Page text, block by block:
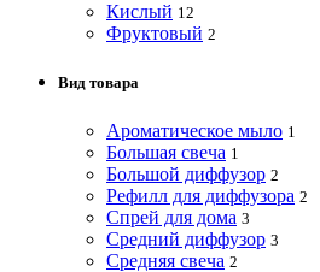
Кислый 12
Фруктовый 2
Вид товара
Ароматическое мыло 1
Большая свеча 1
Большой диффузор 2
Рефилл для диффузора 2
Спрей для дома 3
Средний диффузор 3
Средняя свеча 2